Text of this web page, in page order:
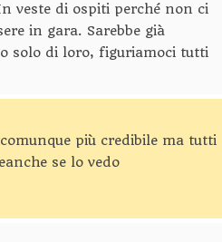
veste di ospiti perché non ci
in gara. Sarebbe già
solo di loro, figuriamoci tutti
più credibile ma tutti
se lo vedo